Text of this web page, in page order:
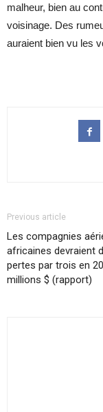
malheur, bien au
voisinage. Des
auraient bien vu les
Previous article
Les compagnies
africaines devraient
pertes par trois en
millions $ (rapport)